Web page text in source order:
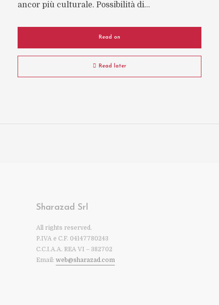
ancor più culturale. Possibilità di...
Read on
Read later
Sharazad Srl
All rights reserved.
P.IVA e C.F. 04147780243
C.C.I.A.A. REA VI – 382702
Email: web@sharazad.com